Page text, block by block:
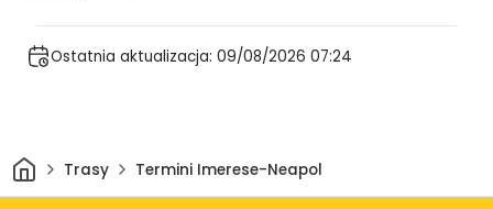
Ostatnia aktualizacja: 09/08/2026 07:24
DomTrasy Termini Imerese-Neapol